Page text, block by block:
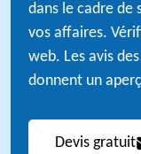
dans le cadre de
vos affaires.
web. Les avis
donnent un
Devis gratuit